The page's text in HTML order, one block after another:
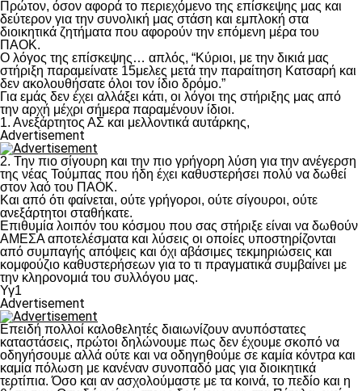
Πρώτον, όσον αφορά το περιεχόμενο της επίσκεψης μας και
δεύτερον για την συνολική μας στάση και εμπλοκή στα
διοικητικά ζητήματα που αφορούν την επόμενη μέρα του
ΠΑΟΚ.
Ο λόγος της επίσκεψης… απλός, “Κύριοι, με την δικιά μας
στήριξη παραμείνατε 15μελες μετά την παραίτηση Κατσαρή και
δεν ακολουθήσατε όλοι τον ίδιο δρόμο.”
Για εμάς δεν έχει αλλάξει κάτι, οι λόγοι της στήριξης μας από
την αρχή μέχρι σήμερα παραμένουν ίδιοι.
1. Ανεξάρτητος ΑΣ και μελλοντικά αυτάρκης,
Advertisement
2. Την πιο σίγουρη και την πιο γρήγορη λύση για την ανέγερση
της νέας Τούμπας που ήδη έχει καθυστερήσει πολύ να δωθεί
στον λαό του ΠΑΟΚ.
Και από ότι φαίνεται, ούτε γρήγοροι, ούτε σίγουροι, ούτε
ανεξάρτητοι σταθήκατε.
Επιθυμία λοιπόν του κόσμου που σας στήριξε είναι να δωθούν
ΑΜΕΣΑ αποτελέσματα και λύσεις οι οποίες υποστηρίζονται
από συμπαγής απόψεις και όχι αβάσιμες τεκμηριώσεις και
κομφούζιο καθυστερήσεων για το τι πραγματικά συμβαίνει με
την κληρονομιά του συλλόγου μας.
Υγ1
Advertisement
Επειδή πολλοί καλοθελητές διαιωνίζουν ανυπόστατες
καταστάσεις, πρώτοι δηλώνουμε πως δεν έχουμε σκοπό να
οδηγήσουμε αλλά ούτε και να οδηγηθούμε σε καμία κόντρα και
καμία πόλωση με κανέναν συνοπαδό μας για διοικητικά
τερτίπια. Όσο και αν ασχολούμαστε με τα κοινά, το πεδίο και η